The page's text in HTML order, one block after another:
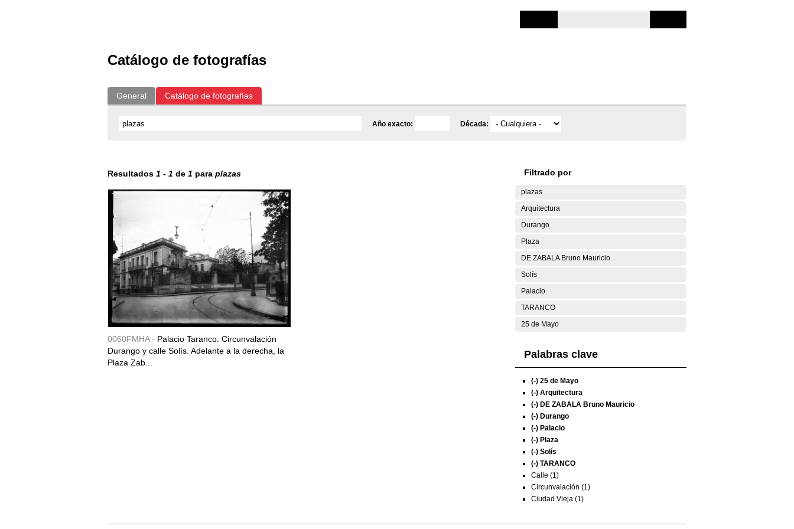
Catálogo de fotografías
General Catálogo de fotografías
Año exacto: Década:
Resultados 1 - 1 de 1 para plazas
0060FMHA - Palacio Taranco. Circunvalación
Durango y calle Solís. Adelante a la derecha, la
Plaza Zab...
Filtrado por
plazas
Arquitectura
Durango
Plaza
DE ZABALA Bruno Mauricio
Solís
Palacio
TARANCO
25 de Mayo
Palabras clave
(-) 25 de Mayo
(-) Arquitectura
(-) DE ZABALA Bruno Mauricio
(-) Durango
(-) Palacio
(-) Plaza
(-) Solís
(-) TARANCO
Calle (1)
Circunvalación (1)
Ciudad Vieja (1)